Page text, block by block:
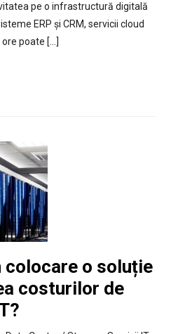
pe o infrastructură digitală
ERP și CRM, servicii cloud
poate […]
colocare o soluție
costurilor de